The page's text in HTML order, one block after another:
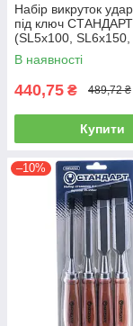
Набір викруток
під ключ СТАНДАРТ
(SL5x100, SL6x150,
PH1x100, PH2x150,
В наявності
440,75 ₴ 489,72 ₴
Купити
–10%